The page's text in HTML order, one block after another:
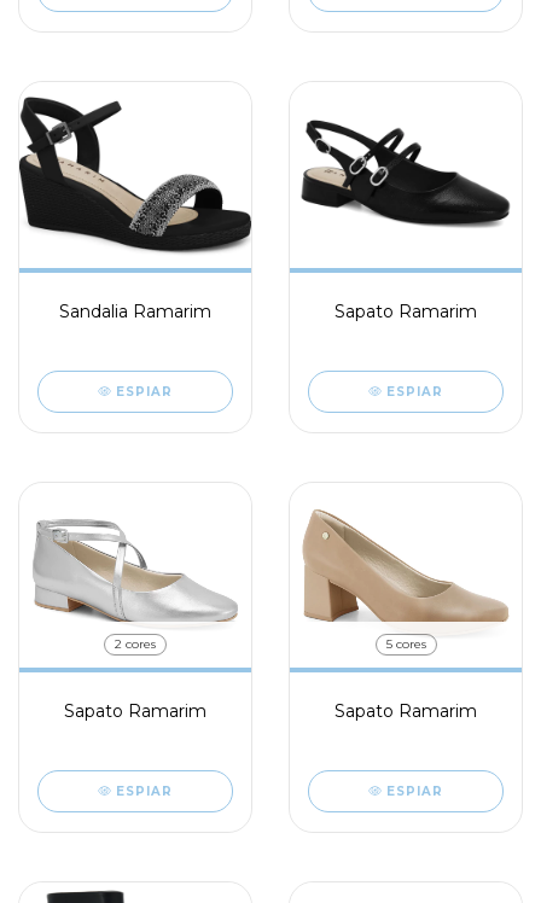
Sandalia Ramarim
ESPIAR
Sapato Ramarim
ESPIAR
2 cores
Sapato Ramarim
ESPIAR
5 cores
Sapato Ramarim
ESPIAR